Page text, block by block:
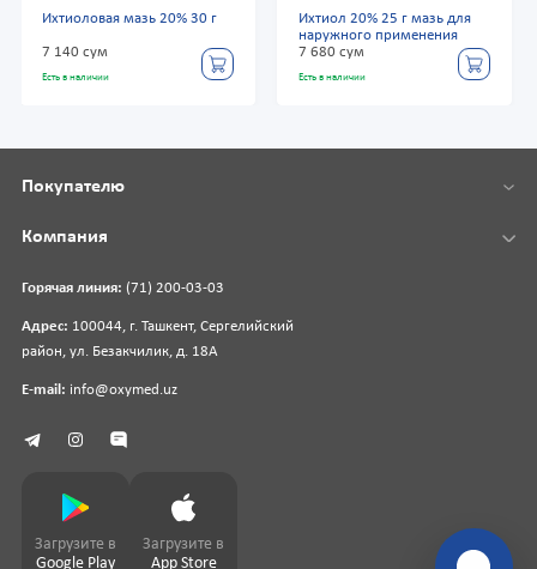
Ихтиоловая мазь 20% 30 г
7 140 сум
Есть в наличии
Ихтиол 20% 25 г мазь для
наружного применения
7 680 сум
Есть в наличии
Горячая линия: (71) 200-03-03
Адрес: 100044, г. Ташкент, Сергелийский
район, ул. Безакчилик, д. 18А
E-mail: info@oxymed.uz
Покупателю
Компания
Загрузите в
Google Play
Загрузите в
App Store